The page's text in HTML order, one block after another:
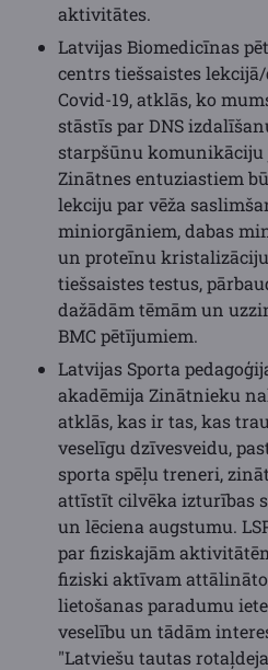
aktivitātes.
Latvijas Biomedicīnas
centrs tiešsaistes
Covid-19, atklās, ko
stāstīs par DNS
starpšūnu komunikāciju
Zinātnes entuziastiem
lekciju par vēža
miniorgāniem, dabas
un proteīnu
tiešsaistes testus,
dažādām tēmām un
BMC pētījumiem.
Latvijas Sporta
akadēmija Zinātnieku
atklās, kas ir tas, kas
veselīgu dzīvesveidu,
sporta spēļu treneri,
attīstīt cilvēka izturības
un lēciena augstumu.
par fiziskajām
fiziski aktīvam
lietošanas paradumu
veselību un tādām
"Latviešu tautas